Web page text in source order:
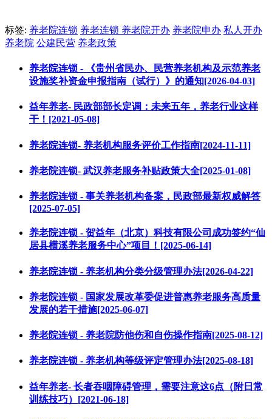
标签: 养老院连锁 养老连锁 养老院开办 养老院申办 私人开办
养老院 公建民营 养老政策
养老院连锁 - 《贵州省民办、民营养老机构及示范养老
设施奖补资金申报指南（试行）》的通知[2026-04-03]
益年养老- 民政部部长定调：未来五年，养老行业这样
干！[2021-05-08]
养老院连锁- 养老机构服务评价工作指南[2024-11-11]
养老院连锁- 武汉养老服务补贴政策大全[2025-01-08]
养老院连锁 - 事关养老机构备案，民政部最新权威解答
[2025-07-05]
养老院连锁 - 贺益年（北京）科技有限公司成功签约“仙
居县横溪养老服务中心”项目！[2025-06-14]
养老院连锁 - 养老机构分类分级管理办法[2026-04-22]
养老院连锁 - 国家发展改革委促进普惠养老服务高质量
发展的若干措施[2025-06-07]
养老院连锁 - 养老院防他伤和自伤操作指南[2025-08-12]
养老院连锁 - 养老机构等级评定管理办法[2025-08-18]
益年养老- 长者吞咽障碍管理，需要注意这6点（附日常
训练技巧）[2021-06-18]